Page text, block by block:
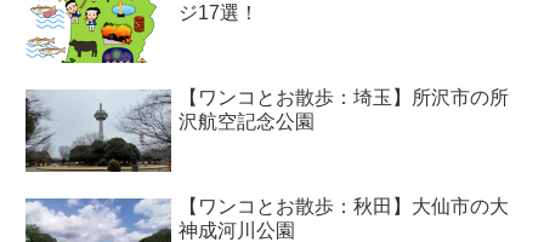
ジ17選！
【ワンコとお散歩：埼玉】所沢市の所
沢航空記念公園
【ワンコとお散歩：秋田】大仙市の大
神成河川公園